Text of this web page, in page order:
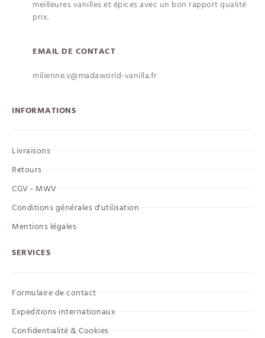
meilleures vanilles et épices avec un bon rapport qualité
prix.
EMAIL DE CONTACT
milienne.v@madaworld-vanilla.fr
INFORMATIONS
Livraisons
Retours
CGV - MWV
Conditions générales d'utilisation
Mentions légales
SERVICES
Formulaire de contact
Expeditions internationaux
Confidentialité & Cookies